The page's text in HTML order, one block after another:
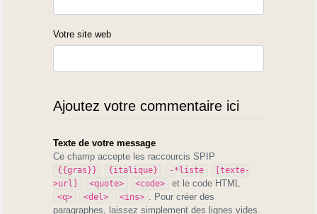
Votre site web
Ajoutez votre commentaire ici
Texte de votre message
Ce champ accepte les raccourcis SPIP
{{gras}} {italique} -*liste
[texte-
>url]
<quote> <code> et le code HTML
<q> <del> <ins>
. Pour créer des
paragraphes, laissez simplement des lignes vides.